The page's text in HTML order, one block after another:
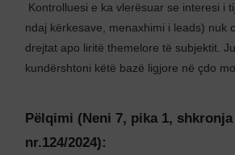
Kontrolluesi e ka vlerësuar se interesi i
ndaj kërkesave, menaxhimi i leads) nuk
drejtat apo liritë themelore të subjektit.
kundërshtoni këtë bazë ligjore në çdo
Pëlqimi (Neni 7, pika 1,
nr.124/2024):